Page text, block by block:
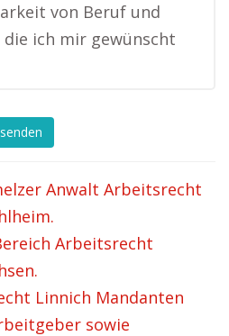
von Beruf und
die ich mir gewünscht
Anwalt Arbeitsrecht
Arbeitsrecht
Linnich Mandanten
sowie